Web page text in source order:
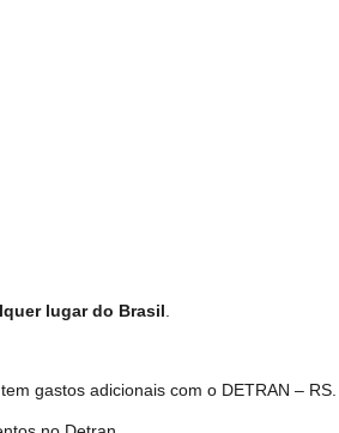
lugar do Brasil
gastos adicionais com o DETRAN – RS.